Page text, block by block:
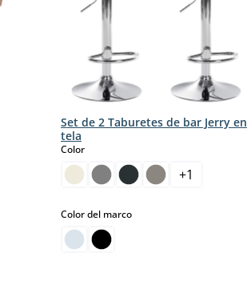
Set de 2 Taburetes de bar Jerry en
tela
Colorselect
+1
Color del marcoselect